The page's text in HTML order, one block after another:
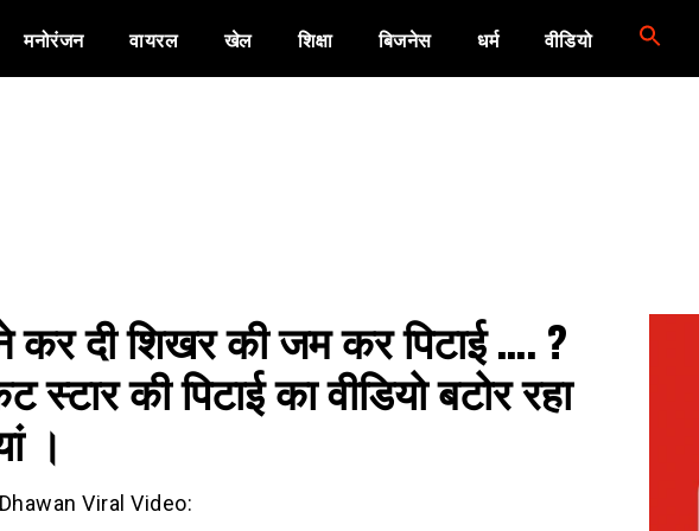
मनोरंजन वायरल खेल शिक्षा बिजनेस धर्म वीडियो
कर दी शिखर की जम कर पिटाई …. ?
स्टार की पिटाई का वीडियो बटोर रहा
।
Viral Video: